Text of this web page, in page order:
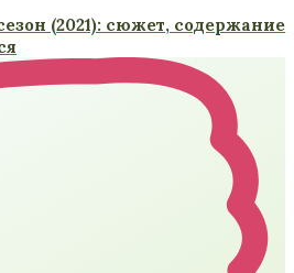
(2021): сюжет, содержание